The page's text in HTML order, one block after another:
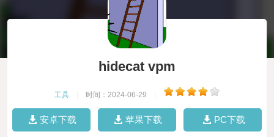
hidecat vpm
工具 时间：2024-06-29
安卓下载 苹果下载 PC下载